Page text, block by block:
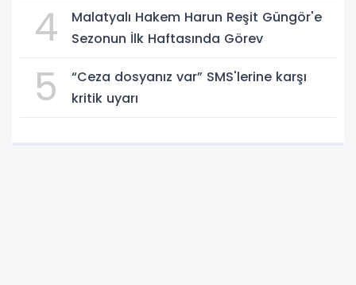
4
Malatyalı Hakem Harun Reşit Güngör'e
Sezonun İlk Haftasında Görev
5
“Ceza dosyanız var” SMS'lerine karşı
kritik uyarı